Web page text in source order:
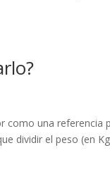
como una referencia
dividir el peso (en